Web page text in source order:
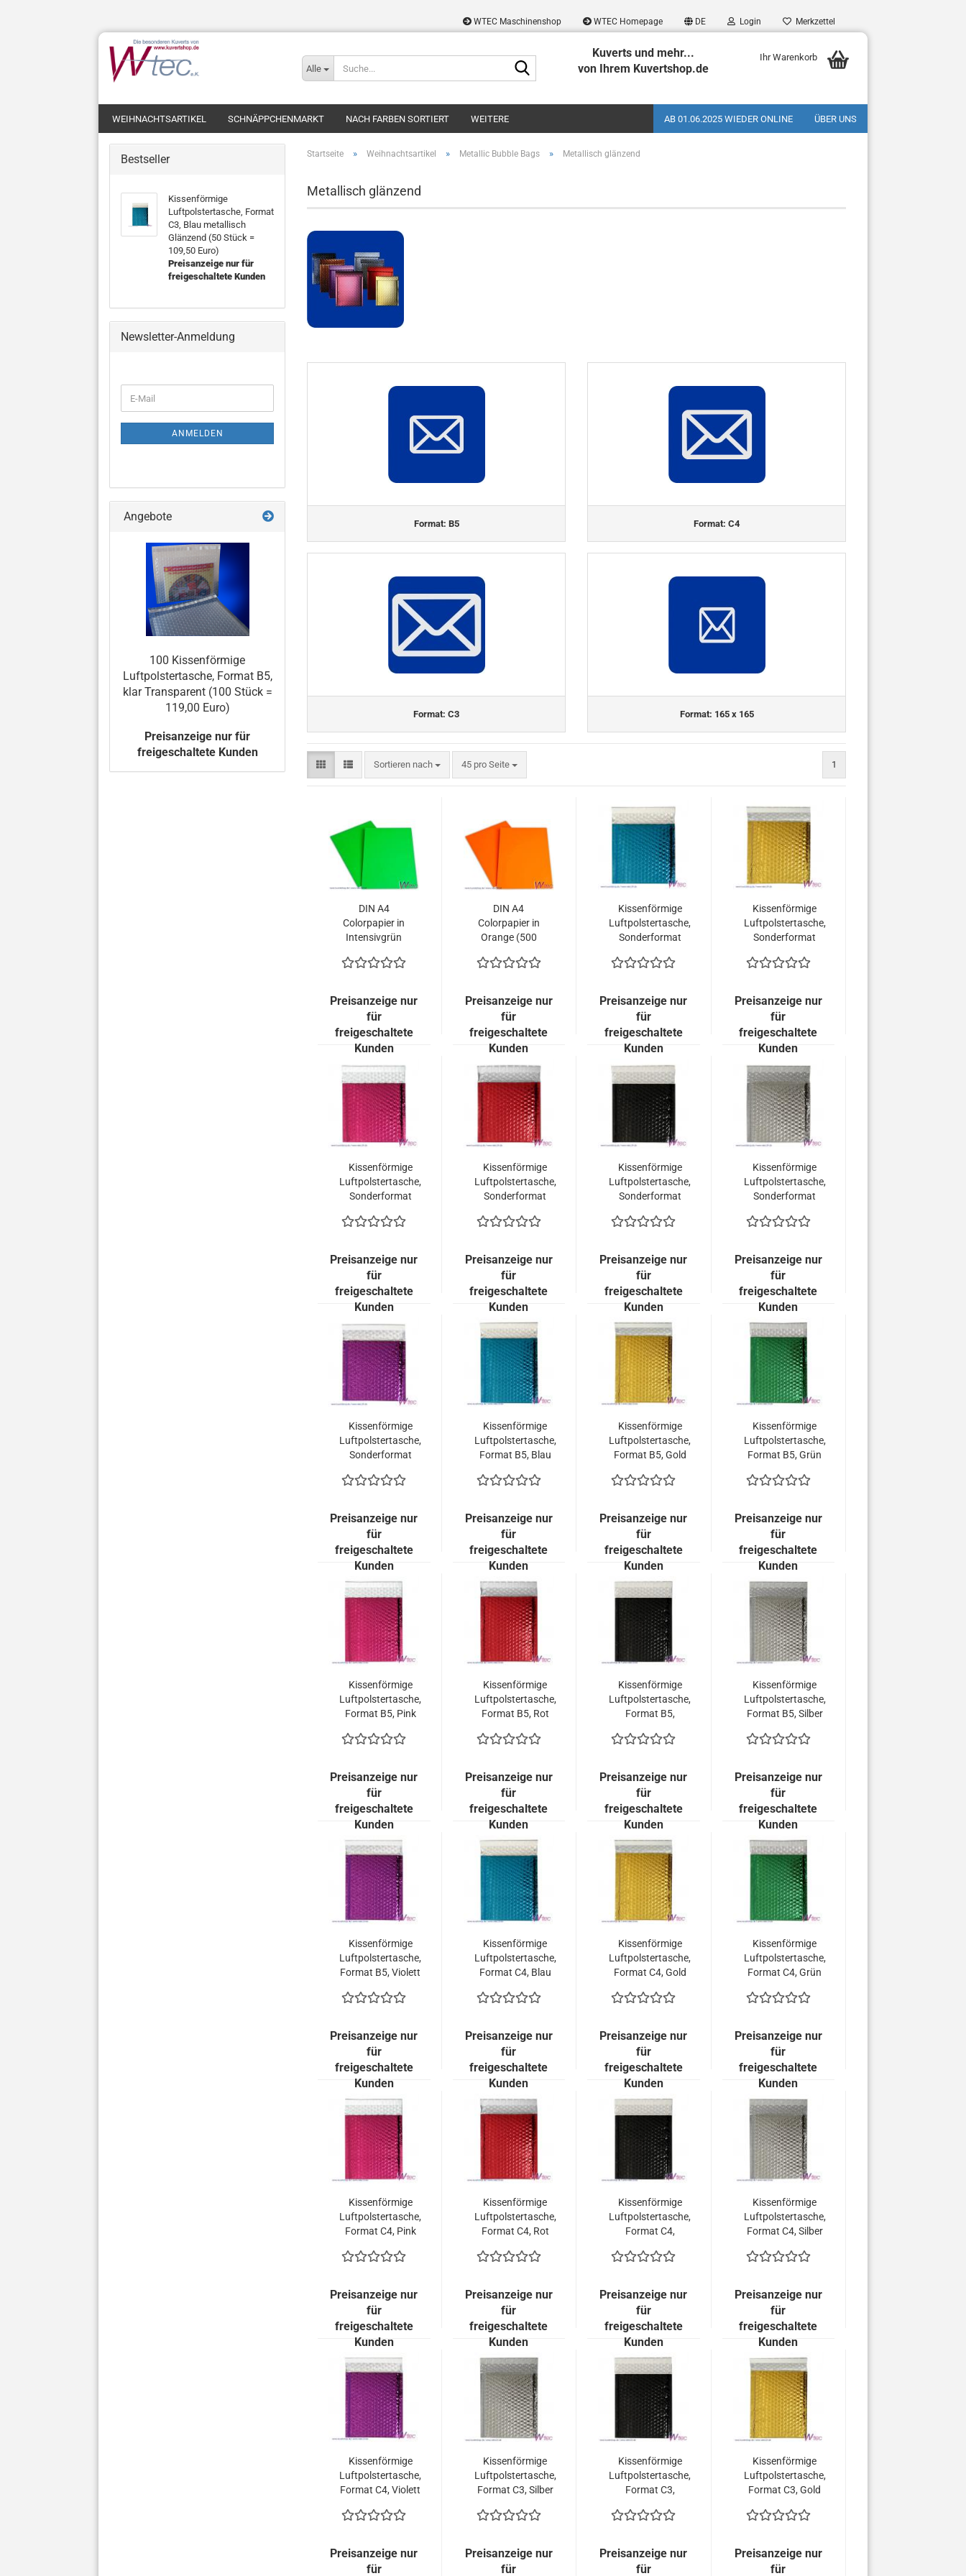
WTEC Maschinenshop WTEC Homepage DE Login Merkzettel
Alle
Kuverts und mehr...
von Ihrem Kuvertshop.de
Ihr Warenkorb
WEIHNACHTSARTIKEL SCHNÄPPCHENMARKT NACH FARBEN SORTIERT AB 01.06.2025 WIEDER ONLINE ÜBER UNS
WEITERE
Startseite » Weihnachtsartikel » Metallic Bubble Bags » Metallisch glänzend
Metallisch glänzend
Format: B5 Format: C4
Format: C3 Format: 165 x 165
Sortieren nach
Sortieren nach 45 pro Seite
pro Seite 1
DIN A4
Colorpapier in
Intensivgrün
32,15 EURO)
Preisanzeige nur
für
freigeschaltete
Kunden
DIN A4
Colorpapier in
Orange (500
EURO)
Preisanzeige nur
für
freigeschaltete
Kunden
Kissenförmige
Luftpolstertasche,
Sonderformat
Blau metallisch
Stück = 99,00
Euro)
Preisanzeige nur
für
freigeschaltete
Kunden
Kissenförmige
Luftpolstertasche,
Sonderformat
Gold metallisch
Stück = 99,00
Euro)
Preisanzeige nur
für
freigeschaltete
Kunden
Kissenförmige
Luftpolstertasche,
Sonderformat
Pink metallisch
Stück = 99,00
Euro)
Preisanzeige nur
für
freigeschaltete
Kunden
Kissenförmige
Luftpolstertasche,
Sonderformat
metallisch
Stück = 99,00
Euro)
Preisanzeige nur
für
freigeschaltete
Kunden
Kissenförmige
Luftpolstertasche,
Sonderformat
Schwarz
Glänzend (100
Stück = 99,00
Euro)
Preisanzeige nur
für
freigeschaltete
Kunden
Kissenförmige
Luftpolstertasche,
Sonderformat
Silber metallisch
Stück = 99,00
Euro)
Preisanzeige nur
für
freigeschaltete
Kunden
Kissenförmige
Luftpolstertasche,
Sonderformat
Violett metallisch
Stück = 99,00
Euro)
Preisanzeige nur
für
freigeschaltete
Kunden
Kissenförmige
Luftpolstertasche,
Format B5, Blau
Glänzend (100
Euro)
Preisanzeige nur
für
freigeschaltete
Kunden
Kissenförmige
Luftpolstertasche,
Format B5, Gold
Glänzend (100
Euro)
Preisanzeige nur
für
freigeschaltete
Kunden
Kissenförmige
Luftpolstertasche,
Format B5, Grün
Glänzend (100
Euro)
Preisanzeige nur
für
freigeschaltete
Kunden
Kissenförmige
Luftpolstertasche,
Format B5, Pink
Glänzend (100
Euro)
Preisanzeige nur
für
freigeschaltete
Kunden
Kissenförmige
Luftpolstertasche,
Format B5, Rot
Glänzend (100
Euro)
Preisanzeige nur
für
freigeschaltete
Kunden
Kissenförmige
Luftpolstertasche,
Format B5,
metallisch
Stück = 119,00
Euro)
Preisanzeige nur
für
freigeschaltete
Kunden
Kissenförmige
Luftpolstertasche,
Format B5, Silber
Glänzend (100
Euro)
Preisanzeige nur
für
freigeschaltete
Kunden
Kissenförmige
Luftpolstertasche,
Format B5, Violett
Glänzend (100
Euro)
Preisanzeige nur
für
freigeschaltete
Kunden
Kissenförmige
Luftpolstertasche,
Format C4, Blau
Glänzend (100
Euro)
Preisanzeige nur
für
freigeschaltete
Kunden
Kissenförmige
Luftpolstertasche,
Format C4, Gold
Glänzend (100
Euro)
Preisanzeige nur
für
freigeschaltete
Kunden
Kissenförmige
Luftpolstertasche,
Format C4, Grün
Glänzend (100
Euro)
Preisanzeige nur
für
freigeschaltete
Kunden
Kissenförmige
Luftpolstertasche,
Format C4, Pink
Glänzend (100
Euro)
Preisanzeige nur
für
freigeschaltete
Kunden
Kissenförmige
Luftpolstertasche,
Format C4, Rot
Glänzend (100
Euro)
Preisanzeige nur
für
freigeschaltete
Kunden
Kissenförmige
Luftpolstertasche,
Format C4,
metallisch
Stück = 149,00
Euro)
Preisanzeige nur
für
freigeschaltete
Kunden
Kissenförmige
Luftpolstertasche,
Format C4, Silber
Glänzend (100
Euro)
Preisanzeige nur
für
freigeschaltete
Kunden
Kissenförmige
Luftpolstertasche,
Format C4, Violett
Glänzend (100
Euro)
Preisanzeige nur
für
Kissenförmige
Luftpolstertasche,
Format C3, Silber
Glänzend (50
Euro)
Preisanzeige nur
für
Kissenförmige
Luftpolstertasche,
Format C3,
metallisch
Stück = 109,50
Euro)
Preisanzeige nur
für
Kissenförmige
Luftpolstertasche,
Format C3, Gold
Glänzend (50
Euro)
Preisanzeige nur
für
Bestseller
Kissenförmige
Luftpolstertasche, Format
C3, Blau metallisch
Glänzend (50 Stück =
109,50 Euro)
Preisanzeige nur für
freigeschaltete Kunden
Newsletter-Anmeldung
ZUR
ANMELDUNG
E-
Mail
ANMELDEN
Angebote
100 Kissenförmige
Luftpolstertasche, Format B5,
klar Transparent (100 Stück =
119,00 Euro)
Preisanzeige nur für
freigeschaltete Kunden